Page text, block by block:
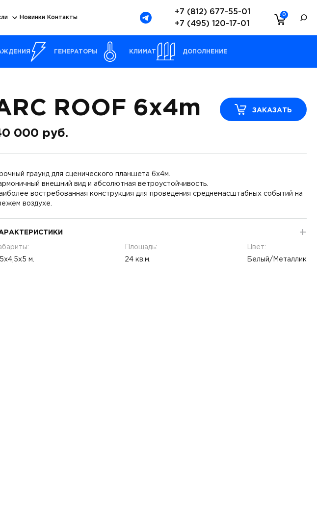
0
+7 (812) 677-55-01
+7 (495) 120-17-01
Новинки Контакты
ГЕНЕРАТОРЫ КЛИМАТ ДОПОЛНЕНИЕ
ROOF 6x4m
000 руб.
ЗАКАЗАТЬ
граунд для сценического планшета 6х4м.
внешний вид и абсолютная ветроустойчивость.
востребованная конструкция для проведения среднемасштабных событий на
воздухе.
м.
Площадь:
24 кв.м.
Цвет:
Белый/Металлик